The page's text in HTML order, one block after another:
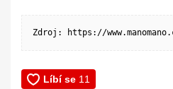
Zdroj: https://